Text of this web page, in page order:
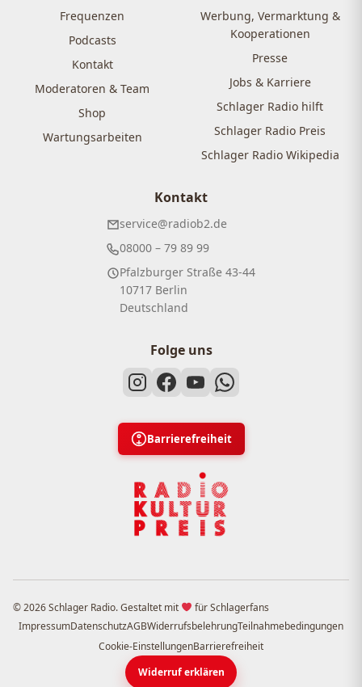
Frequenzen
Podcasts
Kontakt
Moderatoren & Team
Shop
Wartungsarbeiten
Werbung, Vermarktung &
Kooperationen
Presse
Jobs & Karriere
Schlager Radio hilft
Schlager Radio Preis
Schlager Radio Wikipedia
Kontakt
service@radiob2.de
08000 – 79 89 99
Pfalzburger Straße 43-44
10717 Berlin
Deutschland
Folge uns
Barrierefreiheit
© 2026 Schlager Radio. Gestaltet mit
für Schlagerfans
ImpressumDatenschutzAGBWiderrufsbelehrungTeilnahmebedingungen
Cookie-EinstellungenBarrierefreiheit
Widerruf erklären